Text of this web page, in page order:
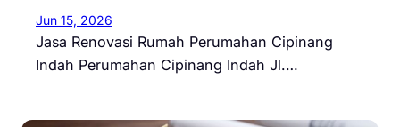
Jun 15, 2026
Jasa Renovasi Rumah Perumahan Cipinang
Indah Perumahan Cipinang Indah Jl.…